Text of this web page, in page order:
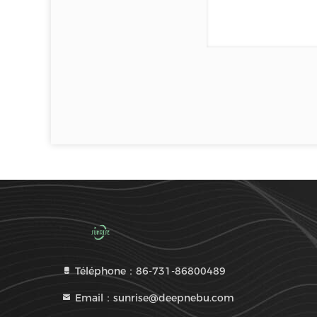
Téléphone：86-731-86800489
Email：sunrise@deepnebu.com